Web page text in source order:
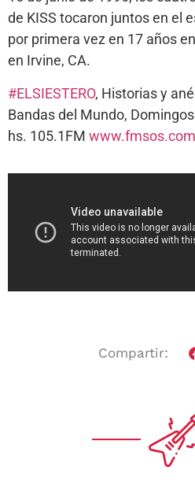
de KISS tocaron juntos en el
por primera vez en 17 años
en Irvine, CA.
#ELSIESTERO, Historias y
Bandas del Mundo,
hs. 105.1FM
Compartir: